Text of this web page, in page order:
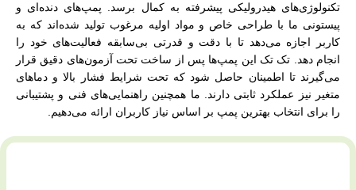
تکنولوژی‌های هیدرولیکی پیشرفته به کمال برسد. پمپ‌های دنده‌ای و
پیستونی ما با طراحی خاص و مواد اولیه مرغوب تولید شده‌اند که به
کاربر اجازه می‌دهد تا با دقت و قدرتی بی‌سابقه فعالیت‌های خود را
انجام دهد. تک تک این پمپ‌ها پس از ساخت تحت آزمون‌های دقیق قرار
می‌گیرند تا اطمینان حاصل شود که تحت شرایط فشار بالا و دماهای
متغیر نیز عملکرد ثابتی دارند. ما همچنین راهنمایی‌های فنی و پشتیبانی
را برای انتخاب بهترین پمپ بر اساس نیاز کاربران ارائه می‌دهیم.